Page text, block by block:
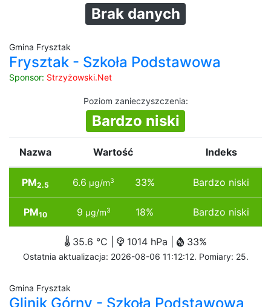
Brak danych
Gmina Frysztak
Frysztak - Szkoła Podstawowa
Sponsor: Strzyżowski.Net
Poziom zanieczyszczenia:
Bardzo niski
Nazwa Wartość Indeks
PM2.5 6.6 µg/m3 33% Bardzo niski
PM10 9 µg/m3 18% Bardzo niski
35.6 °C | 1014 hPa | 33%
Ostatnia aktualizacja: 2026-08-06 11:12:12. Pomiary: 25.
Gmina Frysztak
Glinik Górny - Szkoła Podstawowa